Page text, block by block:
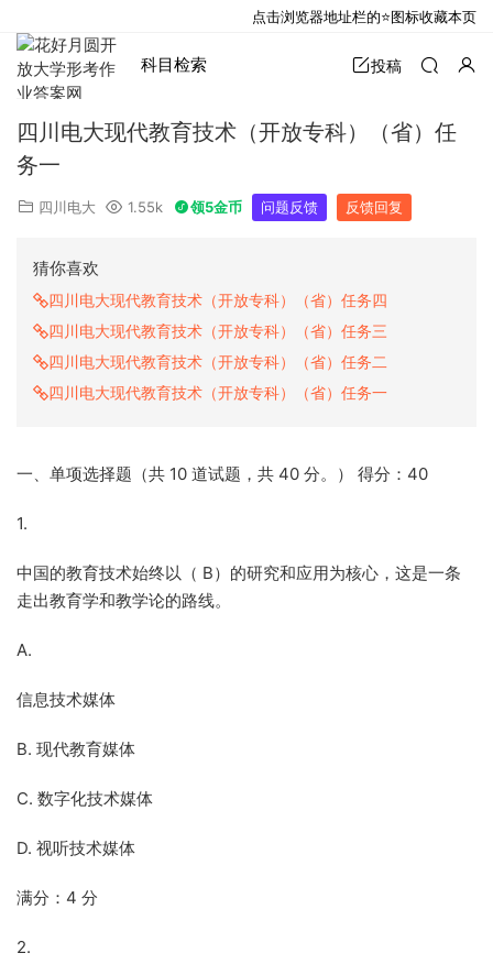
科目检索 投稿
四川电大现代教育技术（开放专科）（省）任
务一
四川电大 1.55k 领5金币 问题反馈 反馈回复
猜你喜欢
四川电大现代教育技术（开放专科）（省）任务四
四川电大现代教育技术（开放专科）（省）任务三
四川电大现代教育技术（开放专科）（省）任务二
四川电大现代教育技术（开放专科）（省）任务一
一、单项选择题（共 10 道试题，共 40 分。） 得分：40
1.
中国的教育技术始终以（ B）的研究和应用为核心，这是一条
走出教育学和教学论的路线。
A.
信息技术媒体
B. 现代教育媒体
C. 数字化技术媒体
D. 视听技术媒体
满分：4 分
2.
点击浏览器地址栏的⭐图标收藏本页